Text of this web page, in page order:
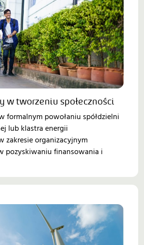
w tworzeniu społeczności
formalnym powołaniu spółdzielni
lub klastra energii
zakresie organizacyjnym
pozyskiwaniu finansowania i